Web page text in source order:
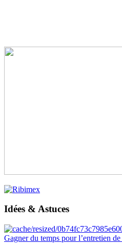
Idées & Astuces
Gagner du temps pour l’entretien